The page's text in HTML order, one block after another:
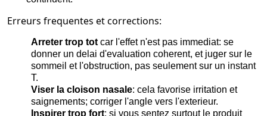
Erreurs frequentes et corrections:
Arreter trop tot car l'effet n'est pas immediat: se
donner un delai d'evaluation coherent, et juger sur le
sommeil et l'obstruction, pas seulement sur un instant
T.
Viser la cloison nasale: cela favorise irritation et
saignements; corriger l'angle vers l'exterieur.
Inspirer trop fort: si vous sentez surtout le produit